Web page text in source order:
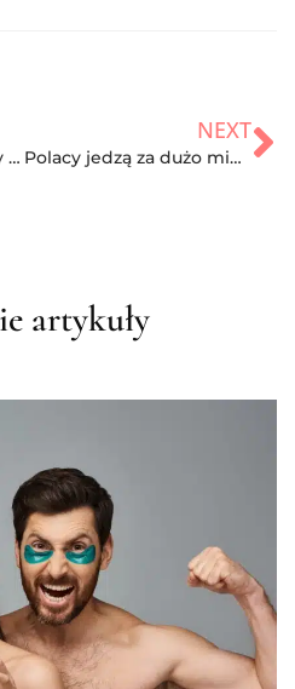
Rezonans magnetyczny – na czym polega i dla kogo jest wskazany?
NEXT
Polacy jedzą za dużo mięsa – wskazania i przeciwwskazania
artykuły